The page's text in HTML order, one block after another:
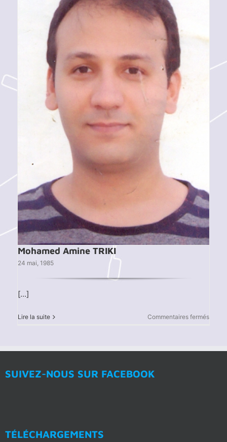
Mohamed Amine TRIKI
24 mai, 1985
[...]
Lire la suite Commentaires ferméssur
SUIVEZ-NOUS SUR FACEBOOK
TÉLÉCHARGEMENTS